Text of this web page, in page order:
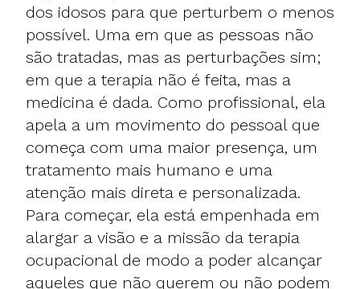
dos idosos para que perturbem o menos
possível. Uma em que as pessoas não
são tratadas, mas as perturbações sim;
em que a terapia não é feita, mas a
medicina é dada. Como profissional, ela
apela a um movimento do pessoal que
começa com uma maior presença, um
tratamento mais humano e uma
atenção mais direta e personalizada.
Para começar, ela está empenhada em
alargar a visão e a missão da terapia
ocupacional de modo a poder alcançar
aqueles que não querem ou não podem